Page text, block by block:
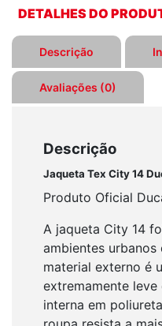
DETALHES DO
Descrição
Avaliações (0)
Descrição
Jaqueta Tex City 14
Produto Oficial
A jaqueta City 14
ambientes urbanos
material externo é
extremamente
interna em